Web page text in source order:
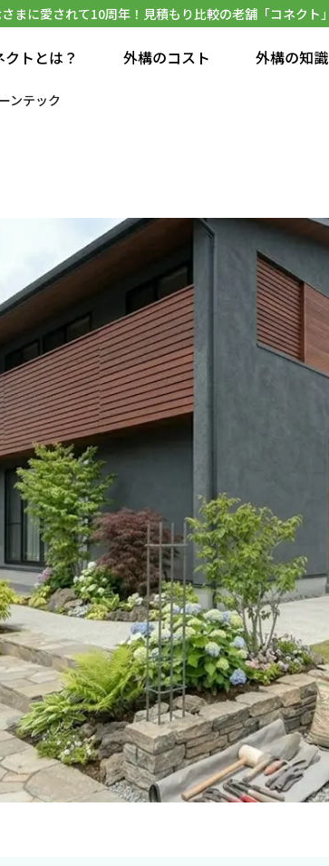
まに愛されて10周年！見積もり比較の老舗「コネクト」
クトとは？ 外構のコスト 外構の知識
ンテック